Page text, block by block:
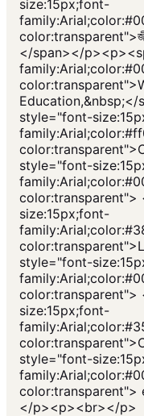
size:15px;font-
</span></
style="font-
style="font-
size:15px;font-
style="font-
size:15px;font-
style="font-
color:transparent">
</p><p><br></p>